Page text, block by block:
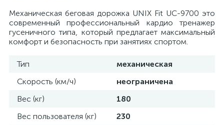
Механическая беговая дорожка UNIX Fit UC-9700 это
современный профессиональный кардио тренажер
гусеничного типа, который предлагает максимальный
комфорт и безопасность при занятиях спортом.
Тип
механическая
Скорость (км/ч)
неограничена
Вес (кг)
180
Вес пользователя (кг)
230